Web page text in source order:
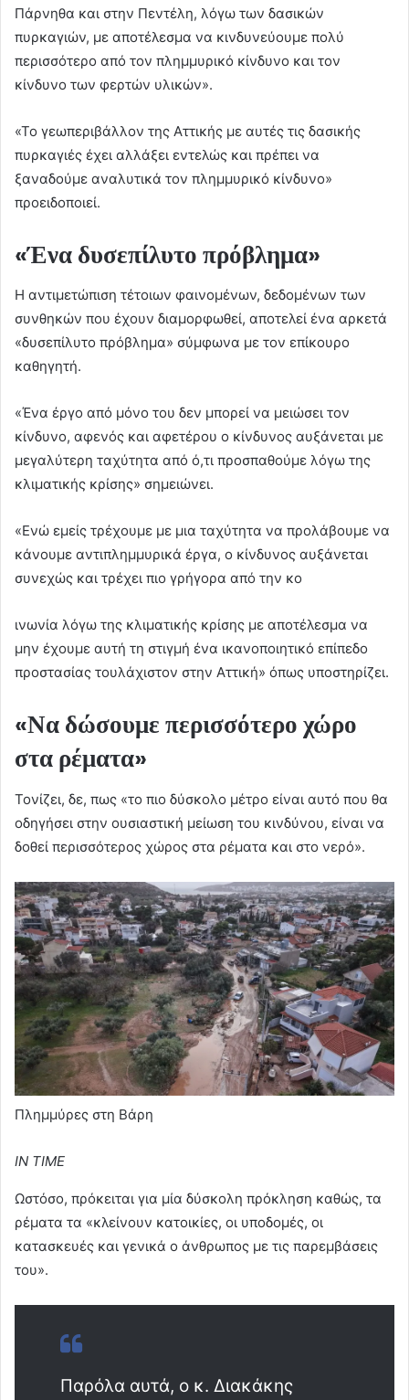
Πάρνηθα και στην Πεντέλη, λόγω των δασικών
πυρκαγιών, με αποτέλεσμα να κινδυνεύουμε πολύ
περισσότερο από τον πλημμυρικό κίνδυνο και τον
κίνδυνο των φερτών υλικών».
«Το γεωπεριβάλλον της Αττικής με αυτές τις δασικής
πυρκαγιές έχει αλλάξει εντελώς και πρέπει να
ξαναδούμε αναλυτικά τον πλημμυρικό κίνδυνο»
προειδοποιεί.
«Ένα δυσεπίλυτο πρόβλημα»
Η αντιμετώπιση τέτοιων φαινομένων, δεδομένων των
συνθηκών που έχουν διαμορφωθεί, αποτελεί ένα αρκετά
«δυσεπίλυτο πρόβλημα» σύμφωνα με τον επίκουρο
καθηγητή.
«Ένα έργο από μόνο του δεν μπορεί να μειώσει τον
κίνδυνο, αφενός και αφετέρου ο κίνδυνος αυξάνεται με
μεγαλύτερη ταχύτητα από ό,τι προσπαθούμε λόγω της
κλιματικής κρίσης» σημειώνει.
«Ενώ εμείς τρέχουμε με μια ταχύτητα να προλάβουμε να
κάνουμε αντιπλημμυρικά έργα, ο κίνδυνος αυξάνεται
συνεχώς και τρέχει πιο γρήγορα από την κο
ινωνία λόγω της κλιματικής κρίσης με αποτέλεσμα να
μην έχουμε αυτή τη στιγμή ένα ικανοποιητικό επίπεδο
προστασίας τουλάχιστον στην Αττική» όπως υποστηρίζει.
«Να δώσουμε περισσότερο χώρο
στα ρέματα»
Τονίζει, δε, πως «το πιο δύσκολο μέτρο είναι αυτό που θα
οδηγήσει στην ουσιαστική μείωση του κινδύνου, είναι να
δοθεί περισσότερος χώρος στα ρέματα και στο νερό».
Πλημμύρες στη Βάρη
IN TIME
Ωστόσο, πρόκειται για μία δύσκολη πρόκληση καθώς, τα
ρέματα τα «κλείνουν κατοικίες, οι υποδομές, οι
κατασκευές και γενικά ο άνθρωπος με τις παρεμβάσεις
του».
Παρόλα αυτά, ο κ. Διακάκης